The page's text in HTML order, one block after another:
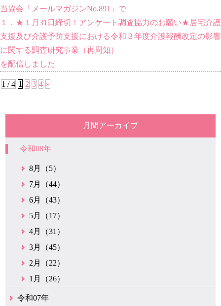
当協会「メールマガジンNo.891」で
１．★１月31日締切！アンケート調査協力のお願い★居宅介護
支援及び介護予防支援における令和３年度介護報酬改定の影響
に関する調査研究事業（再周知）
を配信しました
1 / 4 1 2 3 4 »
月間アーカイブ
令和08年
8月（5）
7月（44）
6月（43）
5月（17）
4月（31）
3月（45）
2月（22）
1月（26）
令和07年